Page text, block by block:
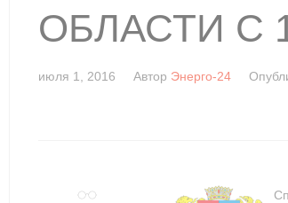
ОБЛАСТИ С
июля 1, 2016 Автор Энерго-24